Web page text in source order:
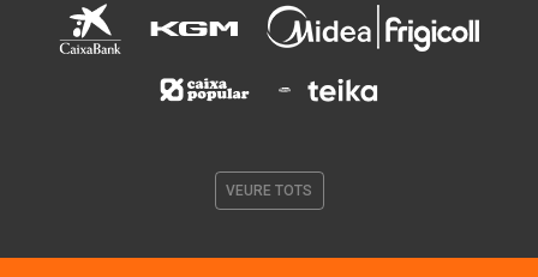
VEURE TOTS